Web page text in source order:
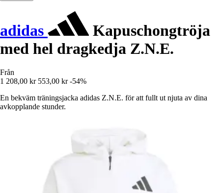
adidas
Kapuschongtröja
med hel dragkedja Z.N.E.
Från
1 208,00 kr 553,00 kr -54%
En bekväm träningsjacka adidas Z.N.E. för att fullt ut njuta av dina
avkopplande stunder.